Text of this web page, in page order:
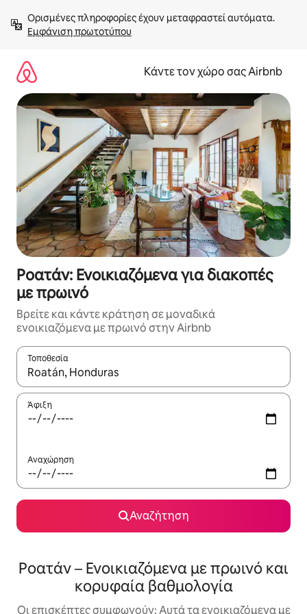
στο
περιεχόμενοΕμφάνιση πρωτοτύπου
Κάντε τον χώρο σας Airbnb
Ροατάν: Ενοικιαζόμενα για διακοπές
με πρωινό
Βρείτε και κάντε κράτηση σε μοναδικά
ενοικιαζόμενα με πρωινό στην Airbnb
Τοποθεσία
Όταν τα αποτελέσματα είναι διαθέσιμα, μπορείτε να
Άφιξη
Αναχώρηση
Αναζήτηση
Ροατάν – Ενοικιαζόμενα με πρωινό και
κορυφαία βαθμολογία
Οι επισκέπτες συμφωνούν: Αυτά τα ενοικιαζόμενα με